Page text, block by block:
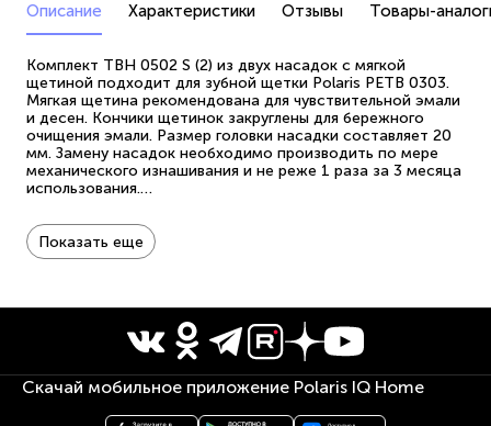
Описание Характеристики Отзывы Товары-
Комплект TBH 0502 S (2) из двух насадок с мягкой
щетиной подходит для зубной щетки Polaris PETB 0303.
Мягкая щетина рекомендована для чувствительной эмали
и десен. Кончики щетинок закруглены для бережного
очищения эмали. Размер головки насадки составляет 20
мм. Замену насадок необходимо производить по мере
механического изнашивания и не реже 1 раза за 3 месяца
использования.
Жесткость: мягкая Размер: S.
Показать еще
Скачай мобильное приложение Polaris IQ Home